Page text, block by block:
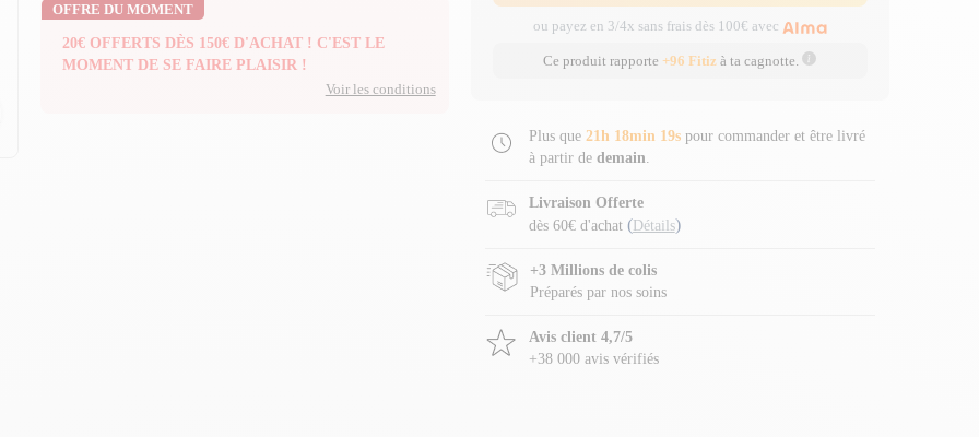
OFFRE DU MOMENT
20€ OFFERTS DÈS 150€ D'ACHAT ! C'EST LE
MOMENT DE SE FAIRE PLAISIR !
Voir les conditions
ou payez en 3/4x sans frais dès 100€ avec
Ce produit rapporte +96 Fitiz à ta cagnotte.
Plus que 21h 18min 18spour commander et être livré
à partir de demain.
Livraison Offerte
dès 60€ d'achat ( Détails)
+3 Millions de colis
Préparés par nos soins
Avis client 4,7/5
+38 000 avis vérifiés